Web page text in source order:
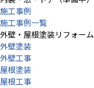
施工事例
施工事例一覧
外壁・屋根塗装リフォーム
外壁塗装
外壁工事
屋根塗装
屋根工事